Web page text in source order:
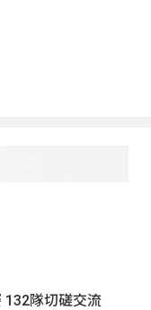
132隊切磋交流